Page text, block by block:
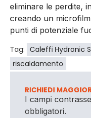
eliminare le perdite,
creando un
punti di potenziale
Tag: Caleffi Hydronic
riscaldamento
RICHIEDI
I campi
obbligatori.